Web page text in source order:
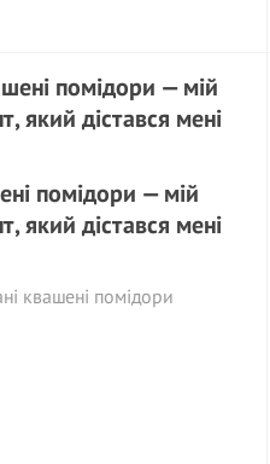
помідори — мій
який дістався мені
квашені помідори